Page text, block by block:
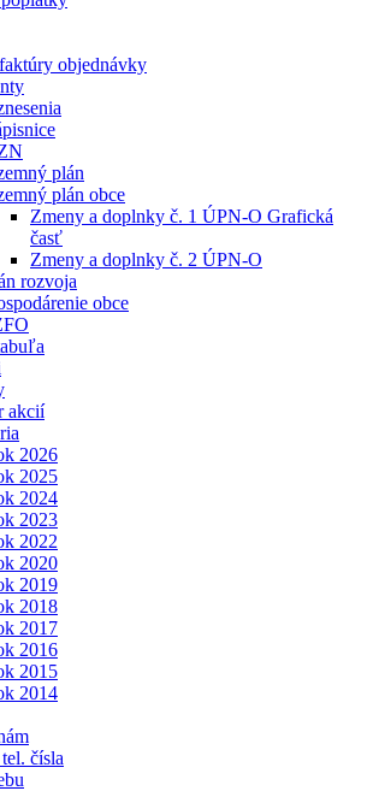
objednávky
plán
plán obce
Zmeny a doplnky č. 1 ÚPN-O Grafická
časť
Zmeny a doplnky č. 2 ÚPN-O
rozvoja
obce
akcií
2026
2025
2024
2023
2022
2020
2019
2018
2017
2016
2015
2014
čísla